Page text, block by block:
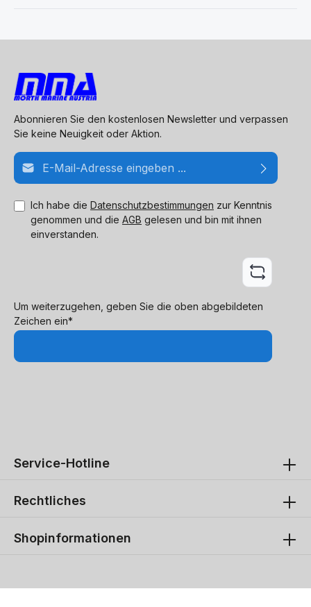
Abonnieren Sie den kostenlosen Newsletter und verpassen
Sie keine Neuigkeit oder Aktion.
E-Mail-Adresse*
Ich habe die Datenschutzbestimmungen zur Kenntnis
genommen und die AGB gelesen und bin mit ihnen
einverstanden.
Um weiterzugehen, geben Sie die oben abgebildeten
Zeichen ein*
Service-Hotline
Rechtliches
Shopinformationen